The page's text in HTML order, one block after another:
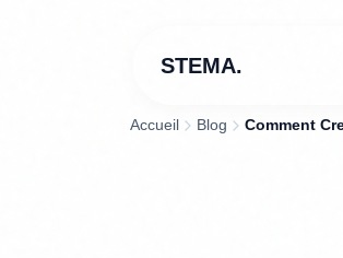
STEMA.
Accueil Blog Comment